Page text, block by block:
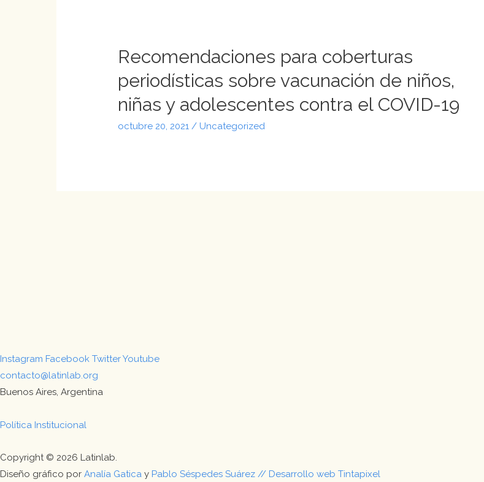
Recomendaciones para coberturas
periodísticas sobre vacunación de niños,
niñas y adolescentes contra el COVID-19
octubre 20, 2021 / Uncategorized
Instagram Facebook TwitterYoutube
contacto@latinlab.org
Buenos Aires, Argentina
Política Institucional
Copyright © 2026 Latinlab.
Diseño gráfico por Analía Gatica y Pablo Séspedes Suárez // Desarrollo web Tintapixel